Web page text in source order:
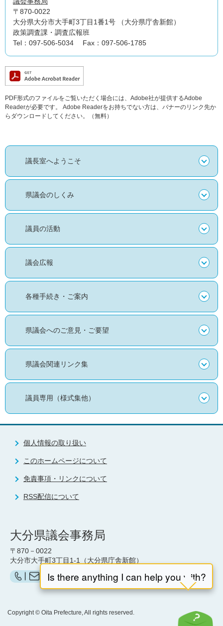
〒870-0022
大分県大分市大手町3丁目1番1号 （大分県庁舎新館）
政策調査課・調査広報班
Tel：097-506-5034
Fax：097-506-1785
PDF形式のファイルをご覧いただく場合には、Adobe社が提供するAdobe
Readerが必要です。
Adobe Readerをお持ちでない方は、バナーのリンク先か
らダウンロードしてください。（無料）
議長室へようこそ
県議会のしくみ
議員の活動
議会広報
各種手続き・ご案内
県議会へのご意見・ご要望
県議会関連リンク集
議員専用（様式集他）
個人情報の取り扱い
このホームページについて
免責事項・リンクについて
RSS配信について
大分県議会事務局
〒870－0022
大分市大手町3丁目1-1（大分県庁舎新館）
お問い合わせ（県議会事務局）はこちら
Copyright © Oita Prefecture, All rights reserved.